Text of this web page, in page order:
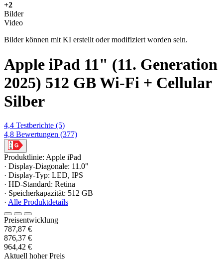
+2
Bilder
Video
Bilder können mit KI erstellt oder modifiziert worden sein.
Apple iPad 11" (11. Generation
2025) 512 GB Wi-Fi + Cellular
Silber
4,4 Testberichte (5)
4,8 Bewertungen (377)
Produktlinie: Apple iPad
· Display-Diagonale: 11.0"
· Display-Typ: LED, IPS
· HD-Standard: Retina
· Speicherkapazität: 512 GB
· Alle Produktdetails
Preisentwicklung
787,87 €
876,37 €
964,42 €
Aktuell hoher Preis